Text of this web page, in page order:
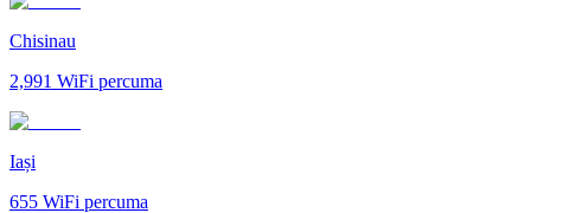
Chisinau
2,991 WiFi percuma
Iași
655 WiFi percuma